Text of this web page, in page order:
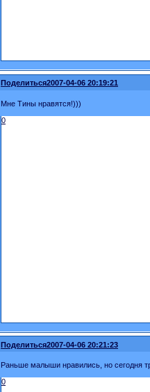
Поделиться2007-04-06 20:19:21
Мне Тины нравятся!)))
0
Поделиться2007-04-06 20:21:23
Раньше малыши нравились, но сегодня
0